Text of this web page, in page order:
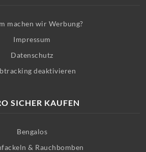
machen wir Werbung?
Impressum
Datenschutz
deaktivieren
SICHER KAUFEN
Bengalos
& Rauchbomben